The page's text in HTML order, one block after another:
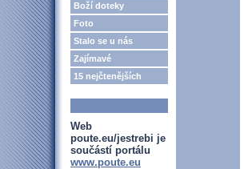
Boží doteky
Foto
Stalo se u nás
Zajímavé
15 nejčtenějších
Web
poute.eu/jestrebi je
součástí portálu
www.poute.eu